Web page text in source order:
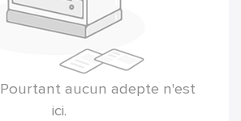
Pourtant aucun adepte n'est
ici.